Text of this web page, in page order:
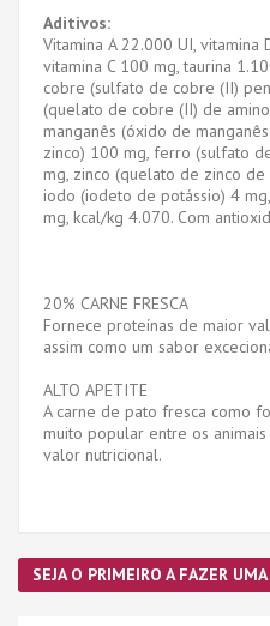
Aditivos:
Vitamina A 22.000 UI, vitamina
vitamina C 100 mg, taurina
cobre (sulfato de cobre (II)
(quelato de cobre (II) de
manganês (óxido de
zinco) 100 mg, ferro (sulfato
mg, zinco (quelato de zinco
iodo (iodeto de potássio) 4
mg, kcal/kg 4.070. Com
20% CARNE FRESCA
Fornece proteínas de maior
assim como um sabor
ALTO APETITE
A carne de pato fresca como
muito popular entre os
valor nutricional.
SEJA O PRIMEIRO A FAZER UMA